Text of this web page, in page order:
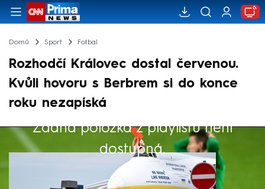
Domů Sport Fotbal
Rozhodčí Královec dostal červenou.
Kvůli hovoru s Berbrem si do konce
roku nezapíská
Žádná položka z playlistu není
dostupná.
Výběr redakce